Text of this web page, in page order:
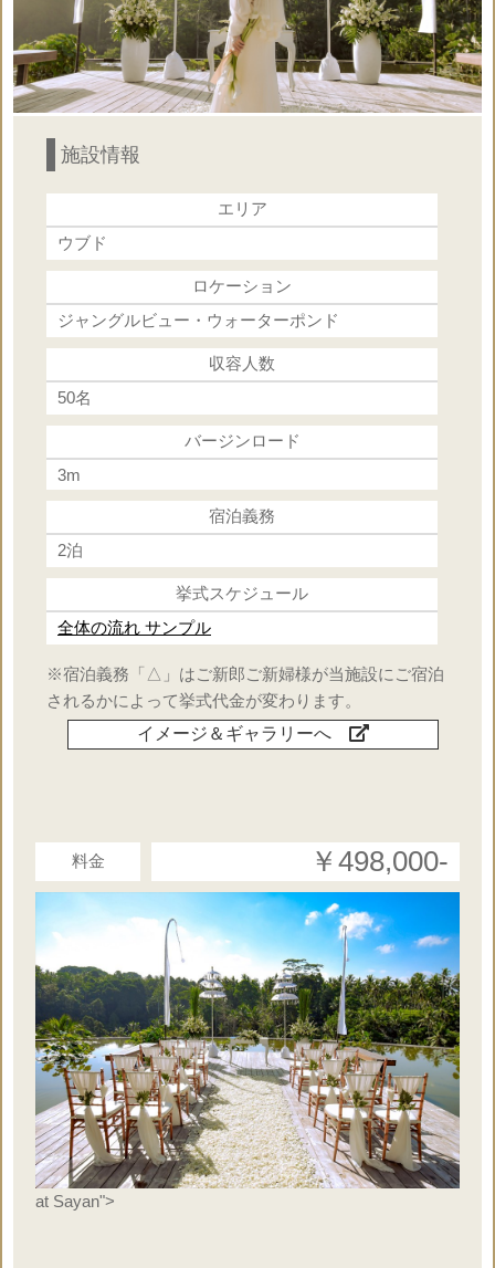
施設情報
エリア
ウブド
ロケーション
ジャングルビュー・ウォーターポンド
収容人数
50名
バージンロード
3m
宿泊義務
2泊
挙式スケジュール
全体の流れ サンプル
※宿泊義務「△」はご新郎ご新婦様が当施設にご宿泊
されるかによって挙式代金が変わります。
イメージ＆ギャラリーへ
料金 ￥498,000‐
at Sayan">